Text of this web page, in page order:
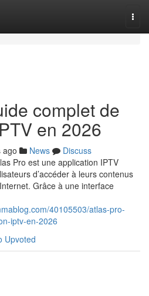
complet de
en 2026
ago News
Discuss
Pro est une application IPTV
d’accéder à leurs contenus
Grâce à une interface
40105503/atlas-pro-
iptv-en-2026
Upvoted